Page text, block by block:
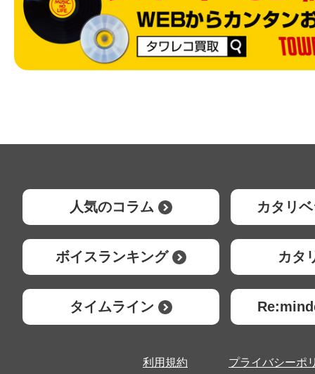
人気のコラム カタリ
ボイスランキング カタ
タイムライン
利用規約 プライバシーポ